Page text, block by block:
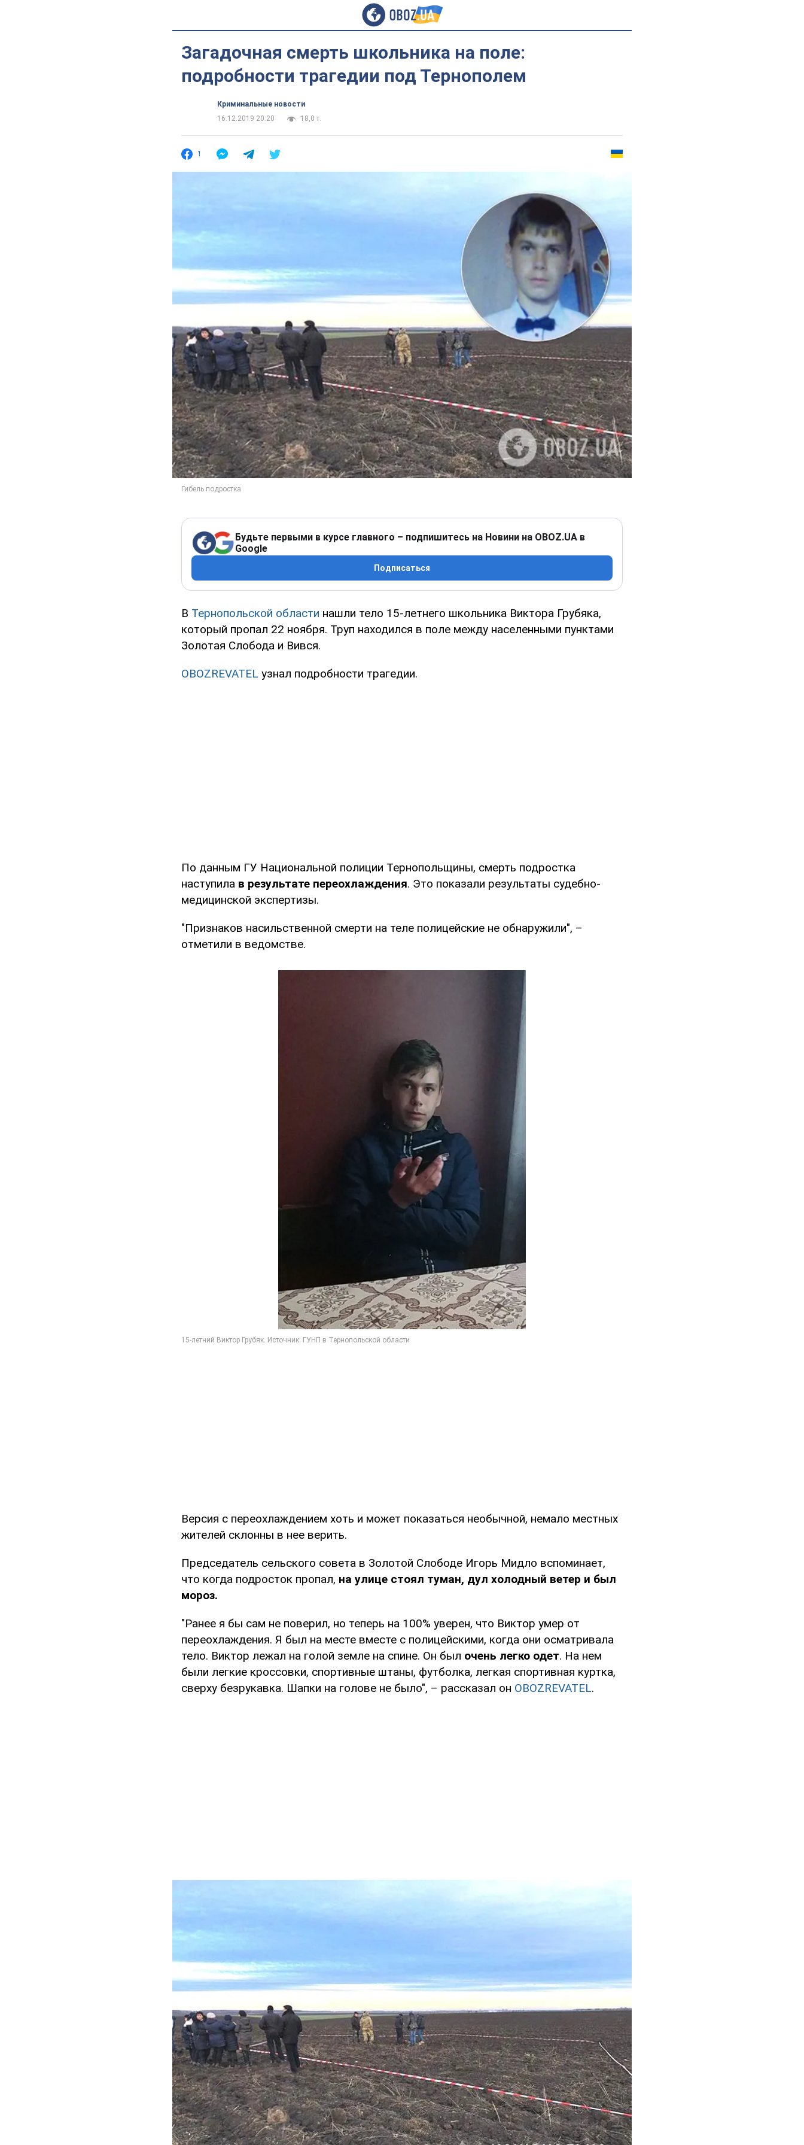
Загадочная смерть школьника на поле:
подробности трагедии под Тернополем
Криминальные новости
16.12.2019 20:20
18,0 т.
1
Будьте первыми в курсе главного – подпишитесь на Новини на OBOZ.UA в
Google
Подписаться
В Тернопольской области нашли тело 15-летнего школьника Виктора Грубяка,
который пропал 22 ноября. Труп находился в поле между населенными пунктами
Золотая Слобода и Вився.
OBOZREVATEL узнал подробности трагедии.
По данным ГУ Национальной полиции Тернопольщины, смерть подростка
наступила в результате переохлаждения. Это показали результаты судебно-
медицинской экспертизы.
"Признаков насильственной смерти на теле полицейские не обнаружили", –
отметили в ведомстве.
Версия с переохлаждением хоть и может показаться необычной, немало местных
жителей склонны в нее верить.
Председатель сельского совета в Золотой Слободе Игорь Мидло вспоминает,
что когда подросток пропал, на улице стоял туман, дул холодный ветер и был
мороз.
"Ранее я бы сам не поверил, но теперь на 100% уверен, что Виктор умер от
переохлаждения. Я был на месте вместе с полицейскими, когда они осматривала
тело. Виктор лежал на голой земле на спине. Он был очень легко одет. На нем
были легкие кроссовки, спортивные штаны, футболка, легкая спортивная куртка,
сверху безрукавка. Шапки на голове не было", – рассказал он OBOZREVATEL.